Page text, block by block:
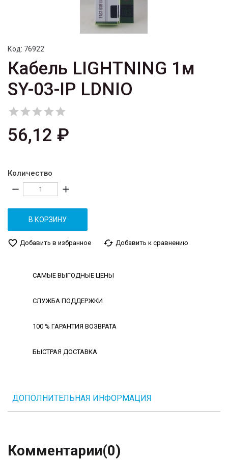
Код: 76922
Кабель LIGHTNING 1м
SY-03-IP LDNIO

56,12 ₽
Количество
remove add
В КОРЗИНУ
favorite_border Добавить в избранное cached Добавить к сравнению
САМЫЕ ВЫГОДНЫЕ ЦЕНЫ
СЛУЖБА ПОДДЕРЖКИ
100 % ГАРАНТИЯ ВОЗВРАТА
БЫСТРАЯ ДОСТАВКА
ДОПОЛНИТЕЛЬНАЯ ИНФОРМАЦИЯ
Комментарии(0)